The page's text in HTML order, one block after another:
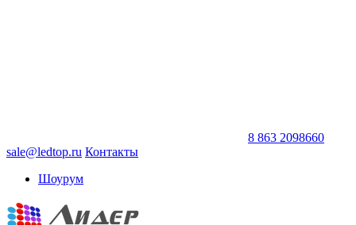
8 863 2098660
sale@ledtop.ru Контакты
Шоурум